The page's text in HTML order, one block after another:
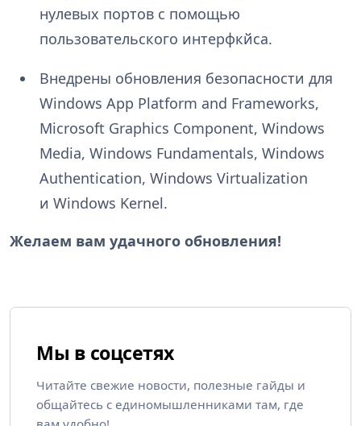
нулевых портов с помощью
пользовательского интерфкйса.
Внедрены обновления безопасности для
Windows App Platform and Frameworks,
Microsoft Graphics Component, Windows
Media, Windows Fundamentals, Windows
Authentication, Windows Virtualization
и Windows Kernel.
Желаем вам удачного обновления!
Мы в соцсетях
Читайте свежие новости, полезные гайды и
общайтесь с единомышленниками там, где